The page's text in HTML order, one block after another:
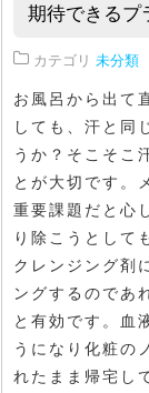
期待できるプ
カテゴリ 未分類
お風呂から出て
しても、汗と同
うか？そこそこ
とが大切です。
重要課題だと心
り除こうとして
クレンジング剤
ングするのであ
と有効です。血
うになり化粧の
れたまま帰宅し